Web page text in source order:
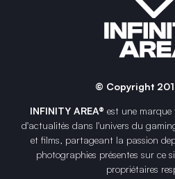
© Copyright
INFINITY AREA® est une marque
d'actualités dans l'univers du
et films, partageant la passion
photographies présentes sur ce
propriétaires